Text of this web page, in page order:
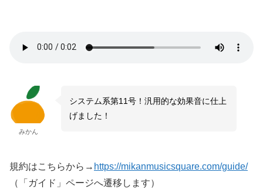
みかん
システム系第11号！汎用的な効果音に仕上
げました！
規約はこちらから→ https://mikanmusicsquare.com/guide/
（「ガイド」ページへ遷移します）